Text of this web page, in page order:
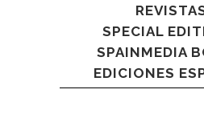
SPECIAL
SPAINMEDIA
EDICIONES